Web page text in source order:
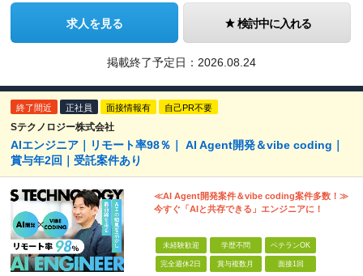
求人を見る 検討中に入れる
掲載終了予定日： 2026.08.24
終了間近 正社員 面接情報有 自己PR不要
Sテクノロジー株式会社
AIエンジニア｜リモート率98％｜ AI Agent開発＆vibe coding｜
賞与年2回｜受託案件あり
≪AI Agent開発案件＆vibe coding案件多数！≫
今すぐ「AIと共存できる」エンジニアに！
未経験歓迎 学歴不問 ベテランOK
完全週休2日 賞与複数月 面接1回